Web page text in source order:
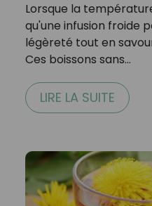
Lorsque la
qu'une infusion froide
légèreté tout en
Ces boissons sans…
LIRE LA SUITE